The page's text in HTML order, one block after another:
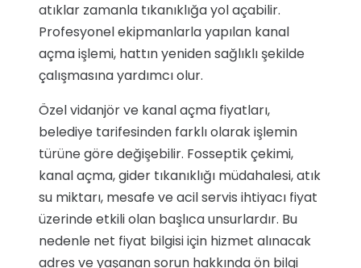
atıklar zamanla tıkanıklığa yol açabilir.
Profesyonel ekipmanlarla yapılan kanal
açma işlemi, hattın yeniden sağlıklı şekilde
çalışmasına yardımcı olur.
Özel vidanjör ve kanal açma fiyatları,
belediye tarifesinden farklı olarak işlemin
türüne göre değişebilir. Fosseptik çekimi,
kanal açma, gider tıkanıklığı müdahalesi, atık
su miktarı, mesafe ve acil servis ihtiyacı fiyat
üzerinde etkili olan başlıca unsurlardır. Bu
nedenle net fiyat bilgisi için hizmet alınacak
adres ve yaşanan sorun hakkında ön bilgi